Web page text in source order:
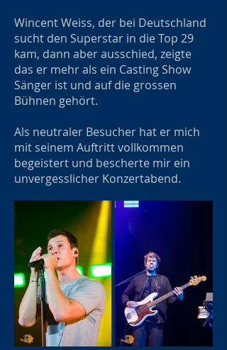
Wincent Weiss, der bei Deutschland
sucht den Superstar in die Top 29
kam, dann aber ausschied, zeigte
das er mehr als ein Casting Show
Sänger ist und auf die grossen
Bühnen gehört.
Als neutraler Besucher hat er mich
mit seinem Auftritt vollkommen
begeistert und bescherte mir ein
unvergesslicher Konzertabend.